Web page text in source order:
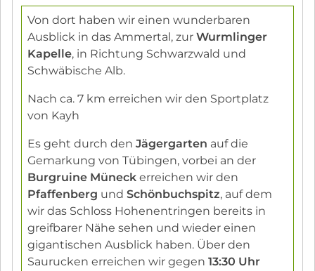
Von dort haben wir einen wunderbaren
Ausblick in das Ammertal, zur Wurmlinger
Kapelle, in Richtung Schwarzwald und
Schwäbische Alb.
Nach ca. 7 km erreichen wir den Sportplatz
von Kayh
Es geht durch den Jägergarten auf die
Gemarkung von Tübingen, vorbei an der
Burgruine Müneck erreichen wir den
Pfaffenberg und Schönbuchspitz, auf dem
wir das Schloss Hohenentringen bereits in
greifbarer Nähe sehen und wieder einen
gigantischen Ausblick haben. Über den
Saurucken erreichen wir gegen 13:30 Uhr